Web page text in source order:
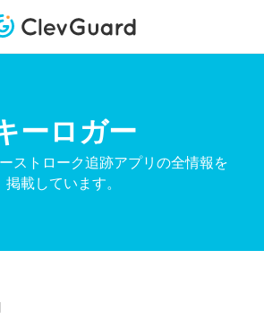
ーロガー
ストローク追跡アプリの全情報を
掲載しています。